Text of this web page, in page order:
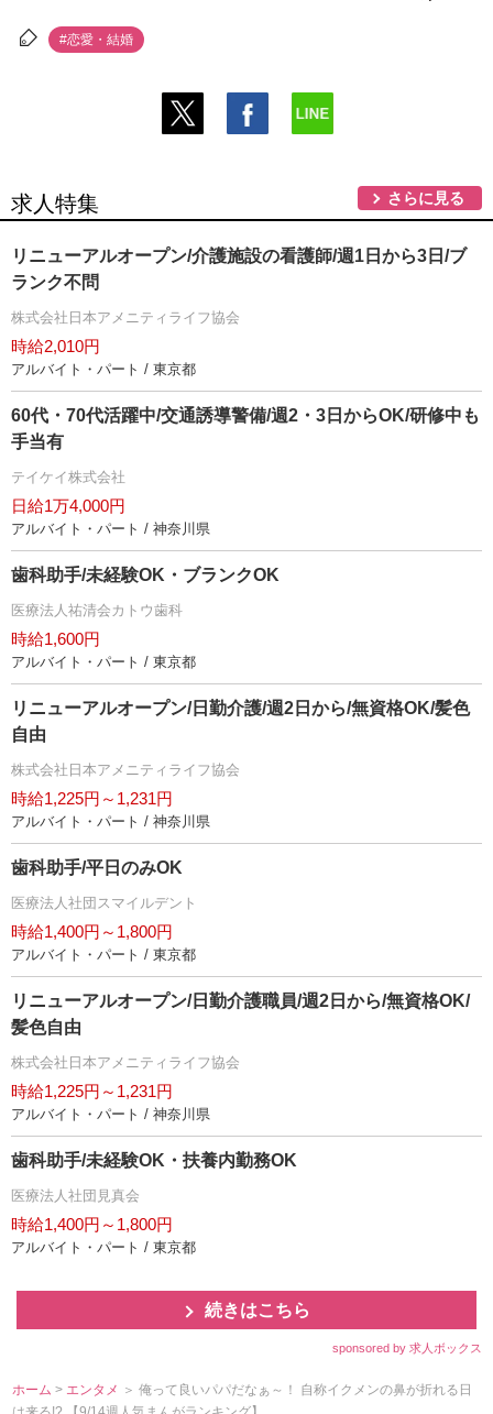
#恋愛・結婚
求人特集 さらに見る
リニューアルオープン/介護施設の看護師/週1日から3日/ブ
ランク不問
株式会社日本アメニティライフ協会
時給2,010円
アルバイト・パート / 東京都
60代・70代活躍中/交通誘導警備/週2・3日からOK/研修中も
手当有
テイケイ株式会社
日給1万4,000円
アルバイト・パート / 神奈川県
歯科助手/未経験OK・ブランクOK
医療法人祐清会カトウ歯科
時給1,600円
アルバイト・パート / 東京都
リニューアルオープン/日勤介護/週2日から/無資格OK/髪色
自由
株式会社日本アメニティライフ協会
時給1,225円～1,231円
アルバイト・パート / 神奈川県
歯科助手/平日のみOK
医療法人社団スマイルデント
時給1,400円～1,800円
アルバイト・パート / 東京都
リニューアルオープン/日勤介護職員/週2日から/無資格OK/
髪色自由
株式会社日本アメニティライフ協会
時給1,225円～1,231円
アルバイト・パート / 神奈川県
歯科助手/未経験OK・扶養内勤務OK
医療法人社団見真会
時給1,400円～1,800円
アルバイト・パート / 東京都
続きはこちら
sponsored by 求人ボックス
ホーム > エンタメ ＞ 俺って良いパパだなぁ～！ 自称イクメンの鼻が折れる日